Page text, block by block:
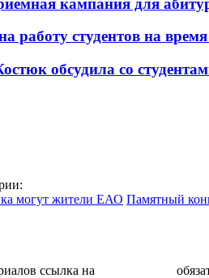
студентов на
обсудила со
могут жители ЕАО Памятный
ссылка на